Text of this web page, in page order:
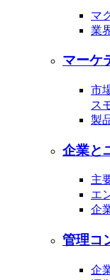
マ
業
マーケ
市
ス
製
企業と
主
エ
企
管理コ
企